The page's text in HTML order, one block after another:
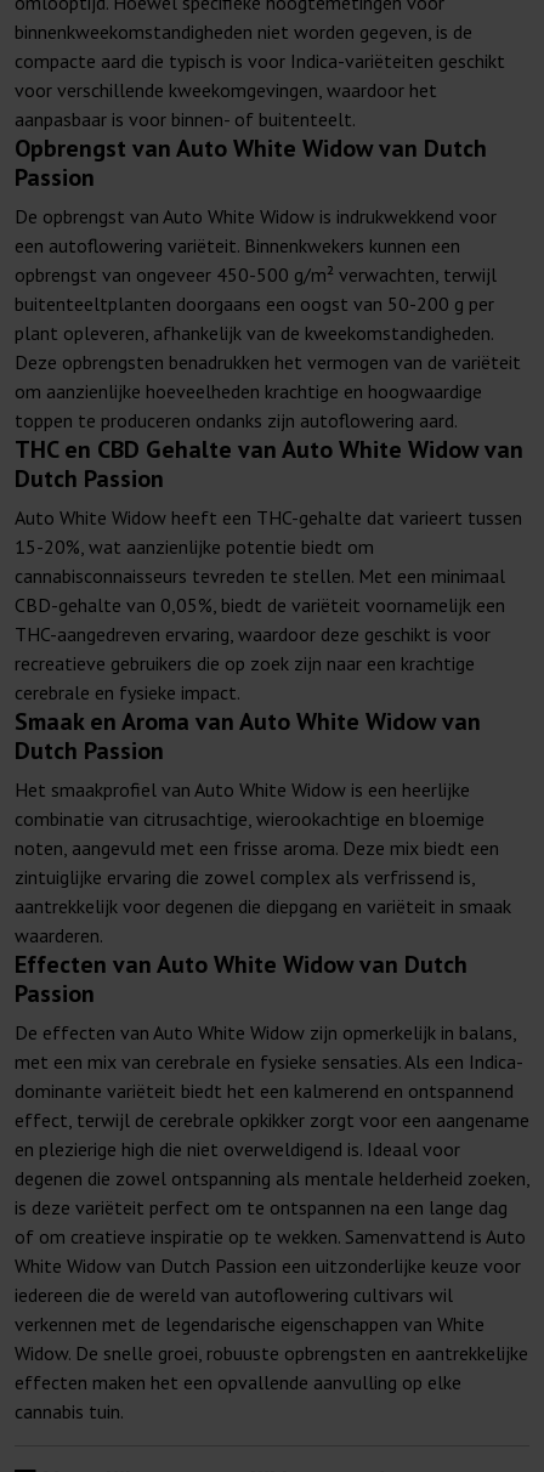
binnenkweekomstandigheden niet worden gegeven, is de
compacte aard die typisch is voor Indica-variëteiten geschikt
voor verschillende kweekomgevingen, waardoor het
aanpasbaar is voor binnen- of buitenteelt.
Opbrengst van Auto White Widow van Dutch
Passion
De opbrengst van Auto White Widow is indrukwekkend voor
een autoflowering variëteit. Binnenkwekers kunnen een
opbrengst van ongeveer 450-500 g/m² verwachten, terwijl
buitenteeltplanten doorgaans een oogst van 50-200 g per
plant opleveren, afhankelijk van de kweekomstandigheden.
Deze opbrengsten benadrukken het vermogen van de variëteit
om aanzienlijke hoeveelheden krachtige en hoogwaardige
toppen te produceren ondanks zijn autoflowering aard.
THC en CBD Gehalte van Auto White Widow van
Dutch Passion
Auto White Widow heeft een THC-gehalte dat varieert tussen
15-20%, wat aanzienlijke potentie biedt om
cannabisconnaisseurs tevreden te stellen. Met een minimaal
CBD-gehalte van 0,05%, biedt de variëteit voornamelijk een
THC-aangedreven ervaring, waardoor deze geschikt is voor
recreatieve gebruikers die op zoek zijn naar een krachtige
cerebrale en fysieke impact.
Smaak en Aroma van Auto White Widow van
Dutch Passion
Het smaakprofiel van Auto White Widow is een heerlijke
combinatie van citrusachtige, wierookachtige en bloemige
noten, aangevuld met een frisse aroma. Deze mix biedt een
zintuiglijke ervaring die zowel complex als verfrissend is,
aantrekkelijk voor degenen die diepgang en variëteit in smaak
waarderen.
Effecten van Auto White Widow van Dutch
Passion
De effecten van Auto White Widow zijn opmerkelijk in balans,
met een mix van cerebrale en fysieke sensaties. Als een Indica-
dominante variëteit biedt het een kalmerend en ontspannend
effect, terwijl de cerebrale opkikker zorgt voor een aangename
en plezierige high die niet overweldigend is. Ideaal voor
degenen die zowel ontspanning als mentale helderheid zoeken,
is deze variëteit perfect om te ontspannen na een lange dag
of om creatieve inspiratie op te wekken. Samenvattend is Auto
White Widow van Dutch Passion een uitzonderlijke keuze voor
iedereen die de wereld van autoflowering cultivars wil
verkennen met de legendarische eigenschappen van White
Widow. De snelle groei, robuuste opbrengsten en aantrekkelijke
effecten maken het een opvallende aanvulling op elke
cannabis tuin.